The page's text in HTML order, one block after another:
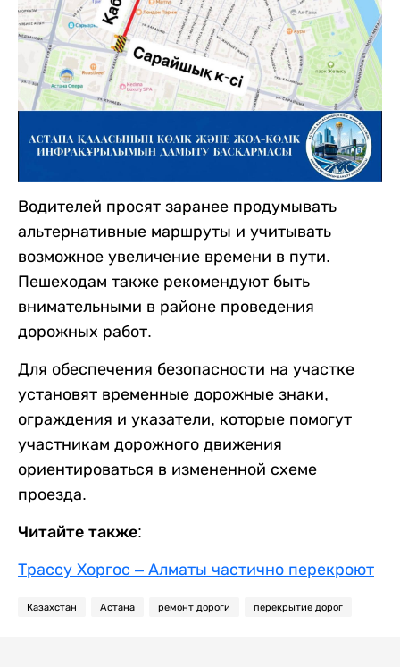
Водителей просят заранее продумывать
альтернативные маршруты и учитывать
возможное увеличение времени в пути.
Пешеходам также рекомендуют быть
внимательными в районе проведения
дорожных работ.
Для обеспечения безопасности на участке
установят временные дорожные знаки,
ограждения и указатели, которые помогут
участникам дорожного движения
ориентироваться в измененной схеме
проезда.
Читайте также:
Трассу Хоргос – Алматы частично перекроют
Казахстан Астана ремонт дороги перекрытие дорог